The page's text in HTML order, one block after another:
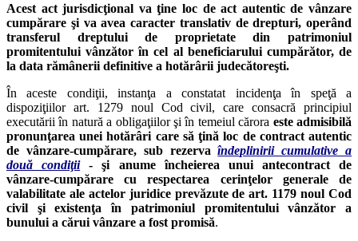
Acest act jurisdicţional va ţine loc de act autentic de vânzare
cumpărare şi va avea caracter translativ de drepturi, operând
transferul dreptului de proprietate din patrimoniul
promitentului vânzător în cel al beneficiarului cumpărător, de
la data rămânerii definitive a hotărârii judecătoreşti.
În aceste condiţii, instanţa a constatat incidenţa în speţă a
dispoziţiilor art. 1279 noul Cod civil, care consacră principiul
executării în natură a obligaţiilor şi în temeiul cărora este admisibilă
pronunţarea unei hotărâri care să ţină loc de contract autentic
de vânzare-cumpărare, sub rezervaîndeplinirii cumulative a
două condiţii- şi anume încheierea unui antecontract de
vânzare-cumpărare cu respectarea cerinţelor generale de
valabilitate ale actelor juridice prevăzute de art. 1179 noul Cod
civil şi existenţa în patrimoniul promitentului vânzător a
bunului a cărui vânzare a fost promisă.